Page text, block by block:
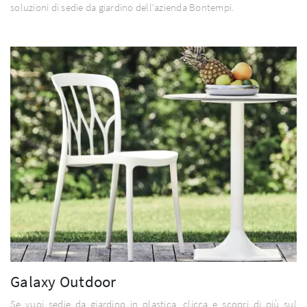
soluzioni di sedie da giardino dell'azienda Bontempi.
Galaxy Outdoor
Se vuoi sedie da giardino in plastica, clicca e scopri di più sul